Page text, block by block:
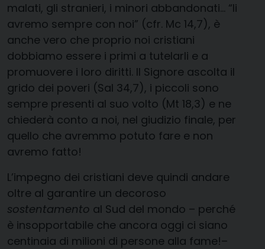
malati, gli stranieri, i minori abbandonati… “li
avremo sempre con noi” (cfr. Mc 14,7), è
anche vero che proprio noi cristiani
dobbiamo essere i primi a tutelarli e a
promuovere i loro diritti. Il Signore ascolta il
grido dei poveri (Sal 34,7), i piccoli sono
sempre presenti al suo volto (Mt 18,3) e ne
chiederà conto a noi, nel giudizio finale, per
quello che avremmo potuto fare e non
avremo fatto!
L’impegno dei cristiani deve quindi andare
oltre al garantire un decoroso
sostentamento al Sud del mondo – perché
è insopportabile che ancora oggi ci siano
centinaia di milioni di persone alla fame!–